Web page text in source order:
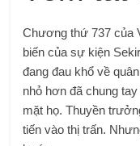
Chương thứ 737 của
biến của sự kiện
đang đau khổ về
nhỏ hơn đã chung
mặt họ. Thuyền
tiến vào thị trấn.